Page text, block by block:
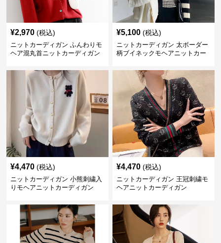
¥2,970 (税込)
ニットカーディガン ふんわりモ
ヘア混丸首ニットカーディガン
¥5,100 (税込)
ニットカーディガン 太ボーダー
柄ブイネックモヘアニットカー
¥4,470 (税込)
ニットカーディガン 小熊刺繍入
りモヘアニットカーディガン
¥4,470 (税込)
ニットカーディガン 王冠刺繍モ
ヘアニットカーディガン